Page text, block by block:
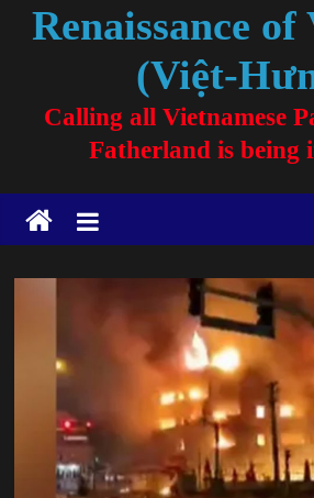
Renaissance
(Việt-
Calling all Vietnamese
Fatherland is being